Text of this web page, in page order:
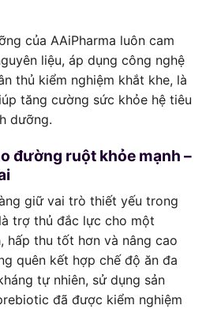
của AAiPharma luôn cam
liệu, áp dụng công nghệ
thủ kiểm nghiệm khắt khe, là
tăng cường sức khỏe hệ tiêu
dưỡng.
đường ruột khỏe mạnh –
giữ vai trò thiết yếu trong
trợ thủ đắc lực cho một
hấp thu tốt hơn và nâng cao
quên kết hợp chế độ ăn đa
tự nhiên, sử dụng sản
đã được kiểm nghiệm